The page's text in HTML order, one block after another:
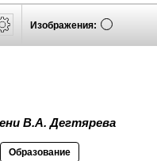
Изображения:
В.А. Дегтярева
Образование